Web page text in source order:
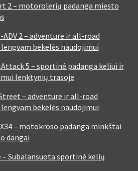
2 – motorolerių padanga miesto
2 – adventure ir all-road
bekelės naudojimui
5 – sportinė padanga keliui ir
lenktynių trasoje
– adventure ir all-road
bekelės naudojimui
– motokroso padanga minkštai
dangai
– Subalansuota sportinė kelių